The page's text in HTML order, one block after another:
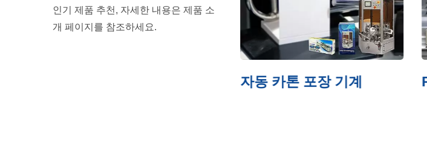
인기 제품 추천, 자세한 내용은 제품 소
개 페이지를 참조하세요.
자동 카톤 포장 기계